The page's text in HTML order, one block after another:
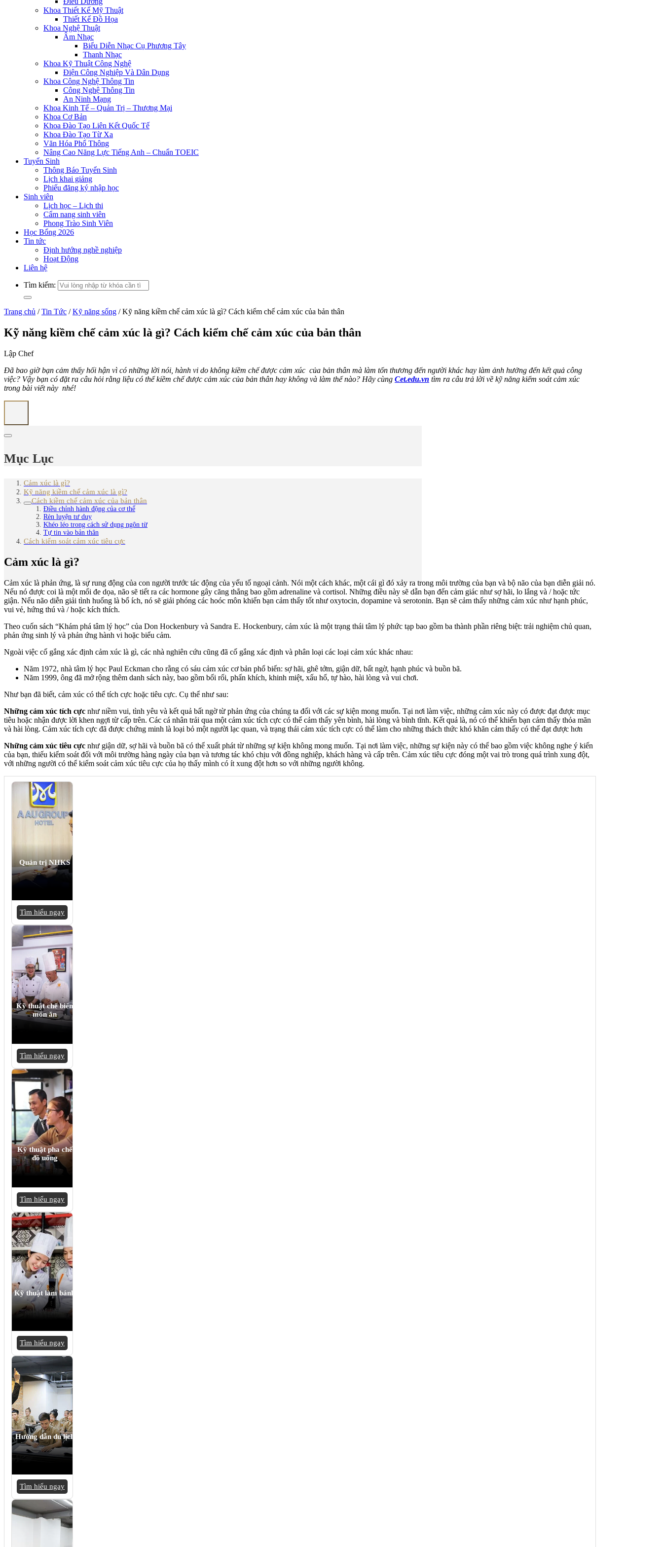
Khoa Thiết Kế Mỹ Thuật
Thiết Kế Đồ Họa
Khoa Nghệ Thuật
Âm Nhạc
Biểu Diễn Nhạc Cụ Phương Tây
Thanh Nhạc
Khoa Kỹ Thuật Công Nghệ
Điện Công Nghiệp Và Dân Dụng
Khoa Công Nghệ Thông Tin
Công Nghệ Thông Tin
An Ninh Mạng
Khoa Kinh Tế – Quản Trị – Thương Mại
Khoa Cơ Bản
Khoa Đào Tạo Liên Kết Quốc Tế
Khoa Đào Tạo Từ Xa
Văn Hóa Phổ Thông
Nâng Cao Năng Lực Tiếng Anh – Chuẩn TOEIC
Tuyển Sinh
Thông Báo Tuyển Sinh
Lịch khai giảng
Phiếu đăng ký nhập học
Sinh viên
Lịch học – Lịch thi
Cẩm nang sinh viên
Phong Trào Sinh Viên
Học Bổng 2026
Tin tức
Định hướng nghề nghiệp
Hoạt Động
Liên hệ
Tìm kiếm:
Trang chủ / Tin Tức / Kỹ năng sống / Kỹ năng kiềm chế cảm xúc là gì? Cách kiểm chế cảm xúc của bản thân
Kỹ năng kiềm chế cảm xúc là gì? Cách kiểm chế cảm xúc của bản thân
Lập Chef
Đã bao giờ bạn cảm thấy hối hận vì có những lời nói, hành vi do không kiềm chế được cảm xúc của bản thân mà làm tổn thương đến người khác hay làm ảnh hưởng đến kết quả công
việc? Vậy bạn có đặt ra câu hỏi rằng liệu có thể kiềm chế được cảm xúc của bản thân hay không và làm thế nào? Hãy cùng Cet.edu.vn tìm ra câu trả lời về kỹ năng kiểm soát cảm xúc
trong bài viết này nhé!
Mục Lục
Cảm xúc là gì?
Kỹ năng kiềm chế cảm xúc là gì?
Cách kiềm chế cảm xúc của bản thân
Điều chỉnh hành động của cơ thể
Rèn luyện tư duy
Khéo léo trong cách sử dụng ngôn từ
Tự tin vào bản thân
Cách kiểm soát cảm xúc tiêu cực
Cảm xúc là gì?
Cảm xúc là phản ứng, là sự rung động của con người trước tác động của yếu tố ngoại cảnh. Nói một cách khác, một cái gì đó xảy ra trong môi trường của bạn và bộ não của bạn diễn giải nó.
Nếu nó được coi là một mối đe dọa, não sẽ tiết ra các hormone gây căng thẳng bao gồm adrenaline và cortisol. Những điều này sẽ dẫn bạn đến cảm giác như sợ hãi, lo lắng và / hoặc tức
giận. Nếu não diễn giải tình huống là bổ ích, nó sẽ giải phóng các hoóc môn khiến bạn cảm thấy tốt như oxytocin, dopamine và serotonin. Bạn sẽ cảm thấy những cảm xúc như hạnh phúc,
vui vẻ, hứng thú và / hoặc kích thích.
Theo cuốn sách “Khám phá tâm lý học” của Don Hockenbury và Sandra E. Hockenbury, cảm xúc là một trạng thái tâm lý phức tạp bao gồm ba thành phần riêng biệt: trải nghiệm chủ quan,
phản ứng sinh lý và phản ứng hành vi hoặc biểu cảm.
Ngoài việc cố gắng xác định cảm xúc là gì, các nhà nghiên cứu cũng đã cố gắng xác định và phân loại các loại cảm xúc khác nhau:
Năm 1972, nhà tâm lý học Paul Eckman cho rằng có sáu cảm xúc cơ bản phổ biến: sợ hãi, ghê tởm, giận dữ, bất ngờ, hạnh phúc và buồn bã.
Năm 1999, ông đã mở rộng thêm danh sách này, bao gồm bối rối, phấn khích, khinh miệt, xấu hổ, tự hào, hài lòng và vui chơi.
Như bạn đã biết, cảm xúc có thể tích cực hoặc tiêu cực. Cụ thể như sau:
Những cảm xúc tích cực như niềm vui, tình yêu và kết quả bất ngờ từ phản ứng của chúng ta đối với các sự kiện mong muốn. Tại nơi làm việc, những cảm xúc này có được đạt được mục
tiêu hoặc nhận được lời khen ngợi từ cấp trên. Các cá nhân trải qua một cảm xúc tích cực có thể cảm thấy yên bình, hài lòng và bình tĩnh. Kết quả là, nó có thể khiến bạn cảm thấy thỏa mãn
và hài lòng. Cảm xúc tích cực đã được chứng minh là loại bỏ một người lạc quan, và trạng thái cảm xúc tích cực có thể làm cho những thách thức khó khăn cảm thấy có thể đạt được hơn
Những cảm xúc tiêu cực như giận dữ, sợ hãi và buồn bã có thể xuất phát từ những sự kiện không mong muốn. Tại nơi làm việc, những sự kiện này có thể bao gồm việc không nghe ý kiến ​​
của bạn, thiếu kiểm soát đối với môi trường hàng ngày của bạn và tương tác khó chịu với đồng nghiệp, khách hàng và cấp trên. Cảm xúc tiêu cực đóng một vai trò trong quá trình xung đột,
với những người có thể kiểm soát cảm xúc tiêu cực của họ thấy mình có ít xung đột hơn so với những người không.
Quản trị NHKS
Tìm hiểu ngay
Kỹ thuật chế biến
món ăn
Tìm hiểu ngay
Kỹ thuật pha chế
đồ uống
Tìm hiểu ngay
Kỹ thuật làm bánh
Tìm hiểu ngay
Hướng dẫn du lịch
Tìm hiểu ngay